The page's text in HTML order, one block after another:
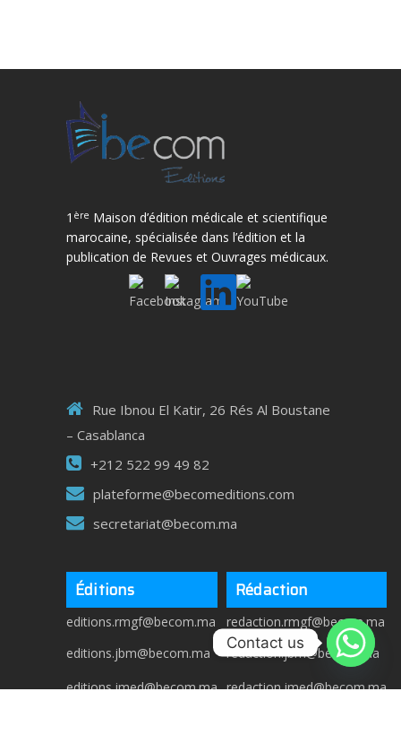
1 ère Maison d’édition médicale et scientifique
marocaine, spécialisée dans l’édition et la
publication de Revues et Ouvrages médicaux.
Rue Ibnou El Katir, 26 Rés Al Boustane
– Casablanca
+212 522 99 49 82
plateforme@becomeditions.com
secretariat@becom.ma
Éditions
editions.rmgf@becom.ma
editions.jbm@becom.ma
editions.jmed@becom.ma
Rédaction
redaction.rmgf@becom.ma
redaction.jbm@becom.ma
redaction.jmed@becom.ma
Contact us